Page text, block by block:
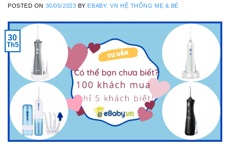
POSTED ON 30/05/2023 BY EBABY. VN HỆ THỐNG MẸ & BÉ
30
Th5